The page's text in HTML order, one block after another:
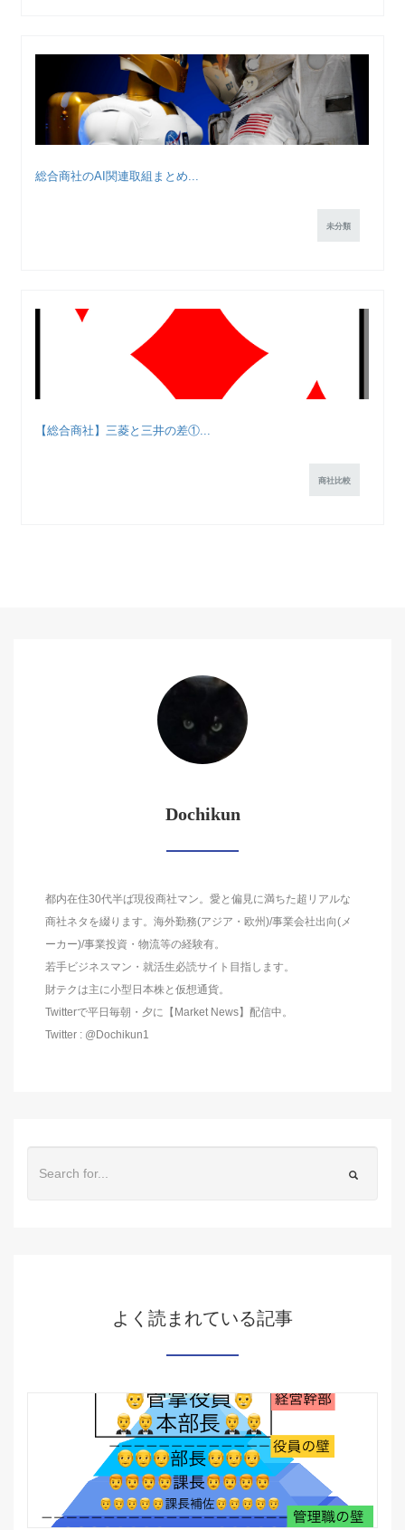
総合商社のAI関連取組まとめ...
未分類
【総合商社】三菱と三井の差①...
商社比較
Dochikun
都内在住30代半ば現役商社マン。愛と偏見に満ちた超リアルな
商社ネタを綴ります。海外勤務(アジア・欧州)/事業会社出向(メ
ーカー)/事業投資・物流等の経験有。
若手ビジネスマン・就活生必読サイト目指します。
財テクは主に小型日本株と仮想通貨。
Twitterで平日毎朝・夕に【Market News】配信中。
Twitter : @Dochikun1
よく読まれている記事